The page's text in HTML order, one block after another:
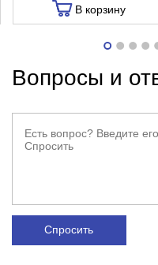
В корзину
Вопросы и
Спросить